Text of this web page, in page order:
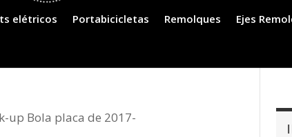
elétricos Portabicicletas Remolques
Ejes
up Bola placa de 2017-